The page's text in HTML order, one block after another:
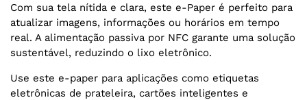
Com sua tela nítida e clara, este e-Paper é perfeito para
atualizar imagens, informações ou horários em tempo
real. A alimentação passiva por NFC garante uma solução
sustentável, reduzindo o lixo eletrônico.
Use este e-paper para aplicações como etiquetas
eletrônicas de prateleira, cartões inteligentes e